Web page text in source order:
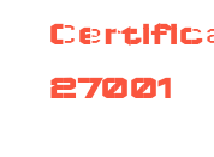
27001